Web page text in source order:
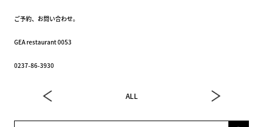
ご予約、お問い合わせ。
GEA restaurant 0053
0237-86-3930
ALL